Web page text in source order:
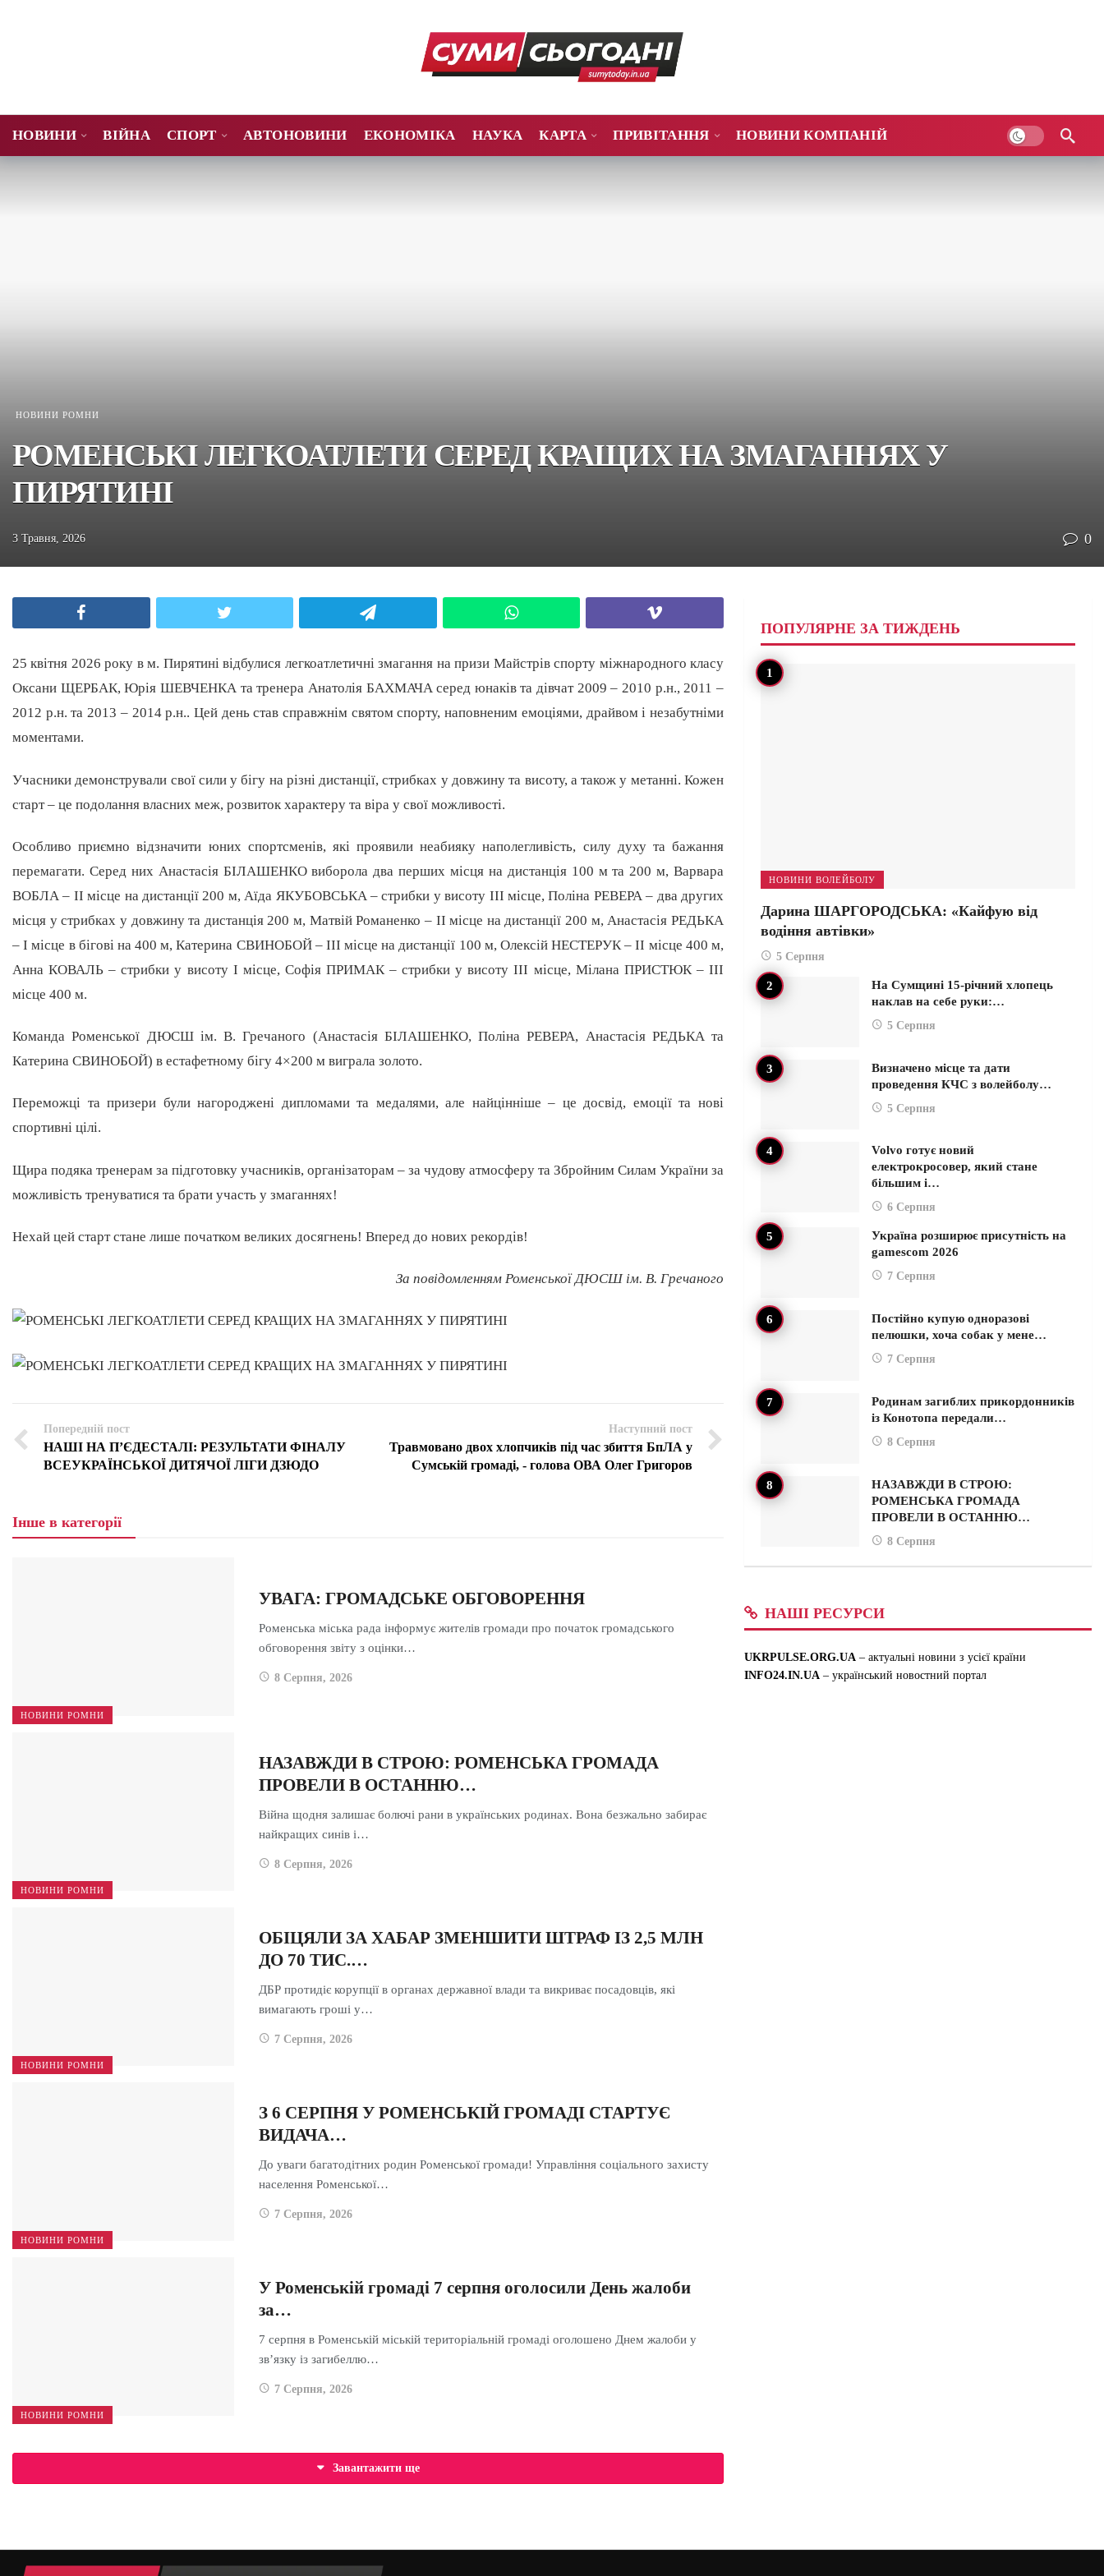
НОВИНИ ВІЙНА СПОРТ АВТОНОВИНИ ЕКОНОМІКА НАУКА КАРТА ПРИВІТАННЯ НОВИНИ КОМПАНІЙ
НОВИНИ РОМНИ
РОМЕНСЬКІ ЛЕГКОАТЛЕТИ СЕРЕД КРАЩИХ НА ЗМАГАННЯХ У
ПИРЯТИНІ
3 Травня, 2026 0
25 квітня 2026 року в м. Пирятині відбулися легкоатлетичні змагання на призи Майстрів спорту міжнародного класу
Оксани ЩЕРБАК, Юрія ШЕВЧЕНКА та тренера Анатолія БАХМАЧА серед юнаків та дівчат 2009 – 2010 р.н., 2011 –
2012 р.н. та 2013 – 2014 р.н.. Цей день став справжнім святом спорту, наповненим емоціями, драйвом і незабутніми
моментами.
Учасники демонстрували свої сили у бігу на різні дистанції, стрибках у довжину та висоту, а також у метанні. Кожен
старт – це подолання власних меж, розвиток характеру та віра у свої можливості.
Особливо приємно відзначити юних спортсменів, які проявили неабияку наполегливість, силу духу та бажання
перемагати. Серед них Анастасія БІЛАШЕНКО виборола два перших місця на дистанція 100 м та 200 м, Варвара
ВОБЛА – ІІ місце на дистанції 200 м, Аїда ЯКУБОВСЬКА – стрибки у висоту ІІІ місце, Поліна РЕВЕРА – два других
місця у стрибках у довжину та дистанція 200 м, Матвій Романенко – ІІ місце на дистанції 200 м, Анастасія РЕДЬКА
– І місце в бігові на 400 м, Катерина СВИНОБОЙ – ІІІ місце на дистанції 100 м, Олексій НЕСТЕРУК – ІІ місце 400 м,
Анна КОВАЛЬ – стрибки у висоту І місце, Софія ПРИМАК – стрибки у висоту ІІІ місце, Мілана ПРИСТЮК – ІІІ
місце 400 м.
Команда Роменської ДЮСШ ім. В. Гречаного (Анастасія БІЛАШЕНКО, Поліна РЕВЕРА, Анастасія РЕДЬКА та
Катерина СВИНОБОЙ) в естафетному бігу 4×200 м виграла золото.
Переможці та призери були нагороджені дипломами та медалями, але найцінніше – це досвід, емоції та нові
спортивні цілі.
Щира подяка тренерам за підготовку учасників, організаторам – за чудову атмосферу та Збройним Силам України за
можливість тренуватися та брати участь у змаганнях!
Нехай цей старт стане лише початком великих досягнень! Вперед до нових рекордів!
За повідомленням Роменської ДЮСШ ім. В. Гречаного
Попередній пост
НАШІ НА П’ЄДЕСТАЛІ: РЕЗУЛЬТАТИ ФІНАЛУ
ВСЕУКРАЇНСЬКОЇ ДИТЯЧОЇ ЛІГИ ДЗЮДО
Наступний пост
Травмовано двох хлопчиків під час збиття БпЛА у
Сумській громаді, - голова ОВА Олег Григоров
Інше в категорії
НОВИНИ РОМНИ
УВАГА: ГРОМАДСЬКЕ ОБГОВОРЕННЯ
Роменська міська рада інформує жителів громади про початок громадського
обговорення звіту з оцінки…
8 Серпня, 2026
НОВИНИ РОМНИ
НАЗАВЖДИ В СТРОЮ: РОМЕНСЬКА ГРОМАДА
ПРОВЕЛИ В ОСТАННЮ…
Війна щодня залишає болючі рани в українських родинах. Вона безжально забирає
найкращих синів і…
8 Серпня, 2026
НОВИНИ РОМНИ
ОБІЦЯЛИ ЗА ХАБАР ЗМЕНШИТИ ШТРАФ ІЗ 2,5 МЛН
ДО 70 ТИС.…
ДБР протидіє корупції в органах державної влади та викриває посадовців, які
вимагають гроші у…
7 Серпня, 2026
НОВИНИ РОМНИ
З 6 СЕРПНЯ У РОМЕНСЬКІЙ ГРОМАДІ СТАРТУЄ
ВИДАЧА…
До уваги багатодітних родин Роменської громади! Управління соціального захисту
населення Роменської…
7 Серпня, 2026
НОВИНИ РОМНИ
У Роменській громаді 7 серпня оголосили День жалоби
за…
7 серпня в Роменській міській територіальній громаді оголошено Днем жалоби у
зв’язку із загибеллю…
7 Серпня, 2026
Завантажити ще
ПОПУЛЯРНЕ ЗА ТИЖДЕНЬ
НОВИНИ ВОЛЕЙБОЛУ
Дарина ШАРГОРОДСЬКА: «Кайфую від
водіння автівки»
5 Серпня
На Сумщині 15-річний хлопець
наклав на себе руки:…
5 Серпня
Визначено місце та дати
проведення КЧС з волейболу…
5 Серпня
Volvo готує новий
електрокросовер, який стане
більшим і…
6 Серпня
Україна розширює присутність на
gamescom 2026
7 Серпня
Постійно купую одноразові
пелюшки, хоча собак у мене…
7 Серпня
Родинам загиблих прикордонників
із Конотопа передали…
8 Серпня
НАЗАВЖДИ В СТРОЮ:
РОМЕНСЬКА ГРОМАДА
ПРОВЕЛИ В ОСТАННЮ…
8 Серпня
НАШІ РЕСУРСИ
UKRPULSE.ORG.UA – актуальні новини з усієї країни
INFO24.IN.UA – український новостний портал